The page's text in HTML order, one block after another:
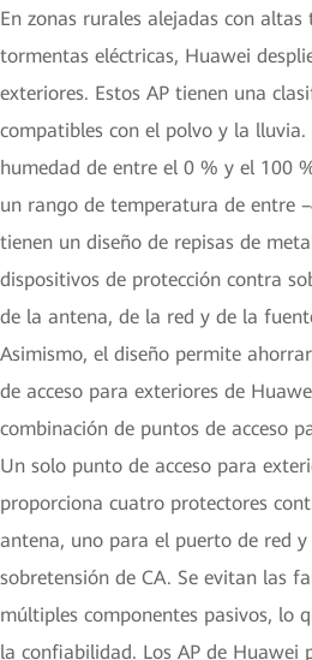
En zonas rurales alejadas con
tormentas eléctricas, Huawei
exteriores. Estos AP tienen una
compatibles con el polvo y la
humedad de entre el 0 % y el 100
un rango de temperatura de entre
tienen un diseño de repisas de
dispositivos de protección contra
de la antena, de la red y de la
Asimismo, el diseño permite
de acceso para exteriores de
combinación de puntos de acceso
Un solo punto de acceso para
proporciona cuatro protectores
antena, uno para el puerto de red
sobretensión de CA. Se evitan las
múltiples componentes pasivos, lo
la confiabilidad. Los AP de Huawei